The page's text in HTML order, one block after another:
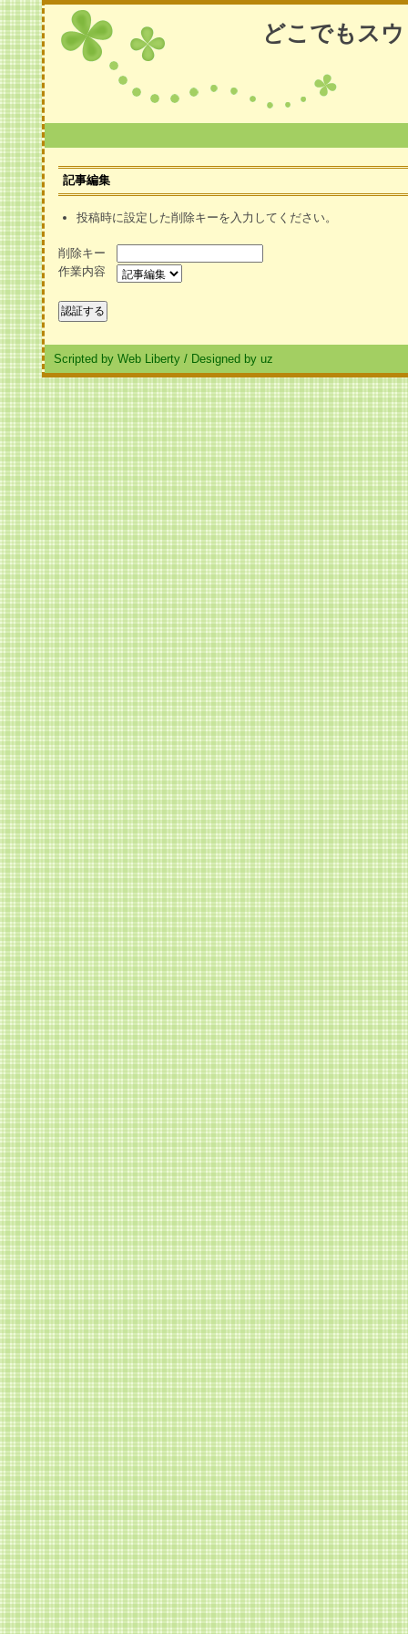
どこでもス
記事編集
投稿時に設定した削除キーを入力してください。
削除キー
作業内容
Scripted by Web Liberty / Designed by uz